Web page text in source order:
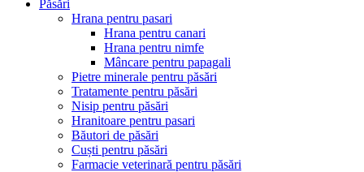
Păsări
Hrana pentru pasari
Hrana pentru canari
Hrana pentru nimfe
Mâncare pentru papagali
Pietre minerale pentru păsări
Tratamente pentru păsări
Nisip pentru păsări
Hranitoare pentru pasari
Băutori de păsări
Cuști pentru păsări
Farmacie veterinară pentru păsări